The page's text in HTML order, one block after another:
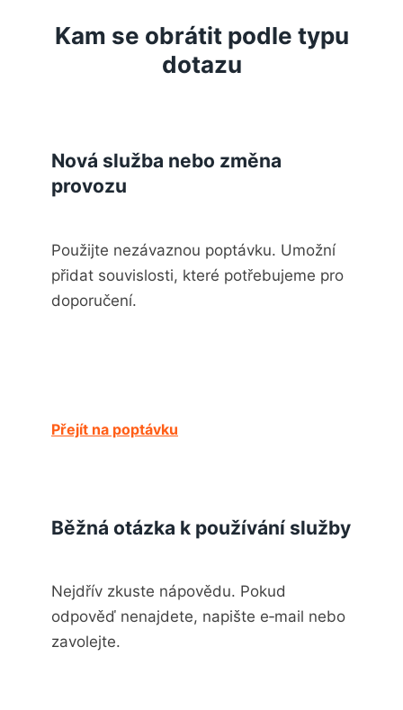
Kam se obrátit podle typu
dotazu
Nová služba nebo změna
provozu
Použijte nezávaznou poptávku. Umožní
přidat souvislosti, které potřebujeme pro
doporučení.
Přejít na poptávku
Běžná otázka k používání služby
Nejdřív zkuste nápovědu. Pokud
odpověď nenajdete, napište e‑mail nebo
zavolejte.